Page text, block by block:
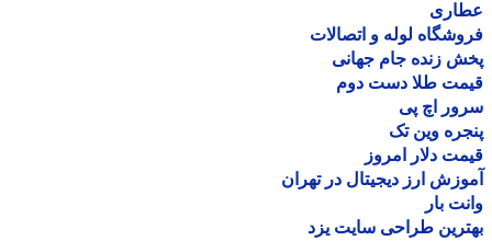
لوله و اتصالات
زنده جام جهانی
طلا دست دوم
اچ پی
وین تک
دلار امروز
ارز دیجیتال در تهران
بار
طراحی سایت یزد